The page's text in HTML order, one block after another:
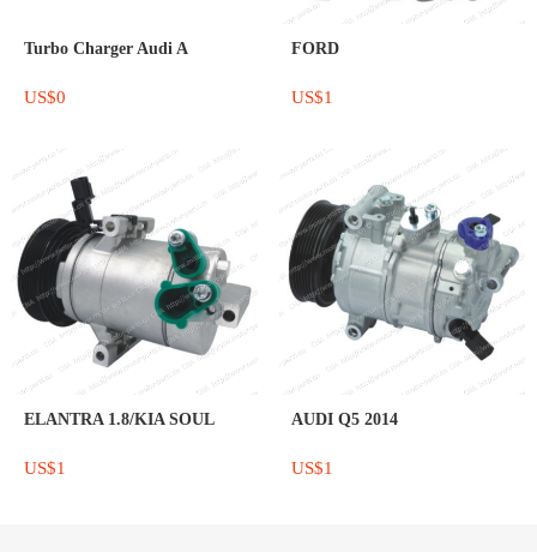
Turbo Charger Audi A
US$0
FORD
US$1
ELANTRA 1.8/KIA SOUL
US$1
AUDI Q5 2014
US$1